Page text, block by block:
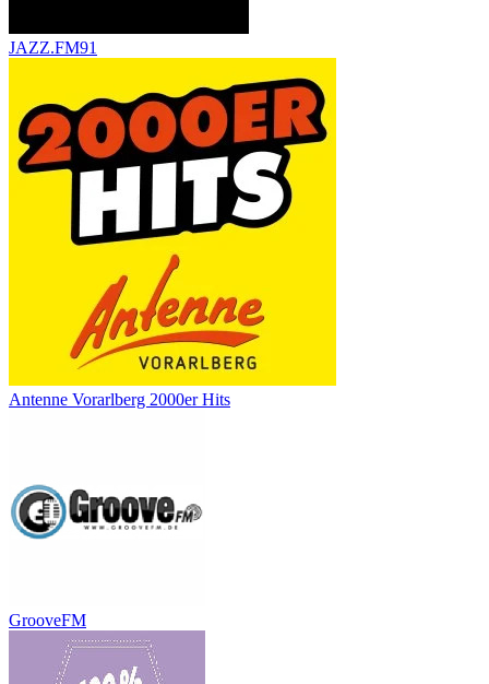
JAZZ.FM91
Antenne Vorarlberg 2000er Hits
GrooveFM